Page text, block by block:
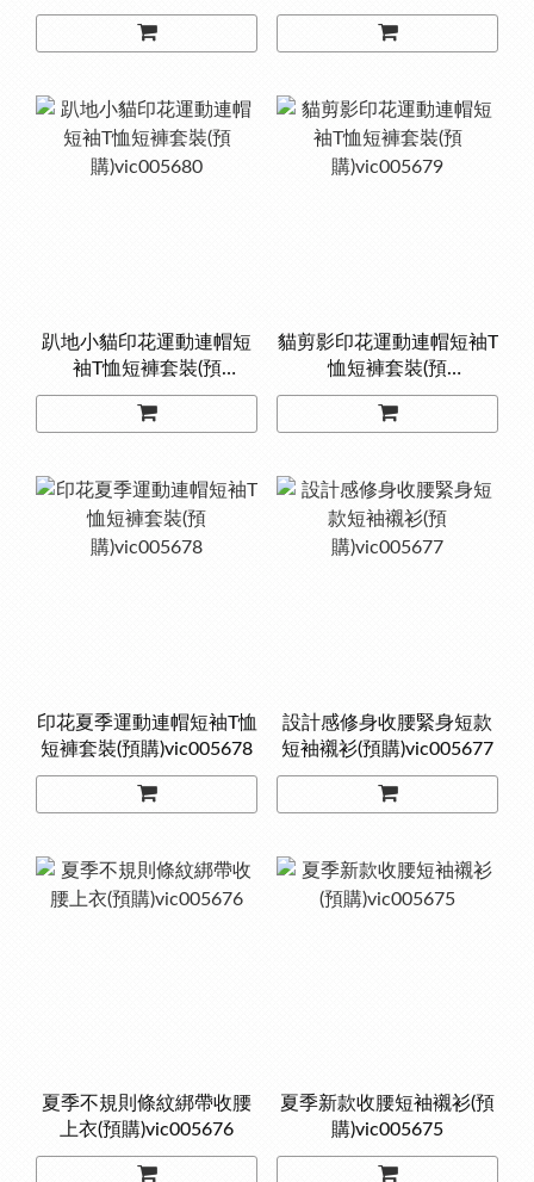
趴地小貓印花運動連帽短
袖T恤短褲套裝(預
購)vic005680
貓剪影印花運動連帽短袖T
恤短褲套裝(預
購)vic005679
印花夏季運動連帽短袖T恤
短褲套裝(預購)vic005678
設計感修身收腰緊身短款
短袖襯衫(預購)vic005677
夏季不規則條紋綁帶收腰
上衣(預購)vic005676
夏季新款收腰短袖襯衫(預
購)vic005675